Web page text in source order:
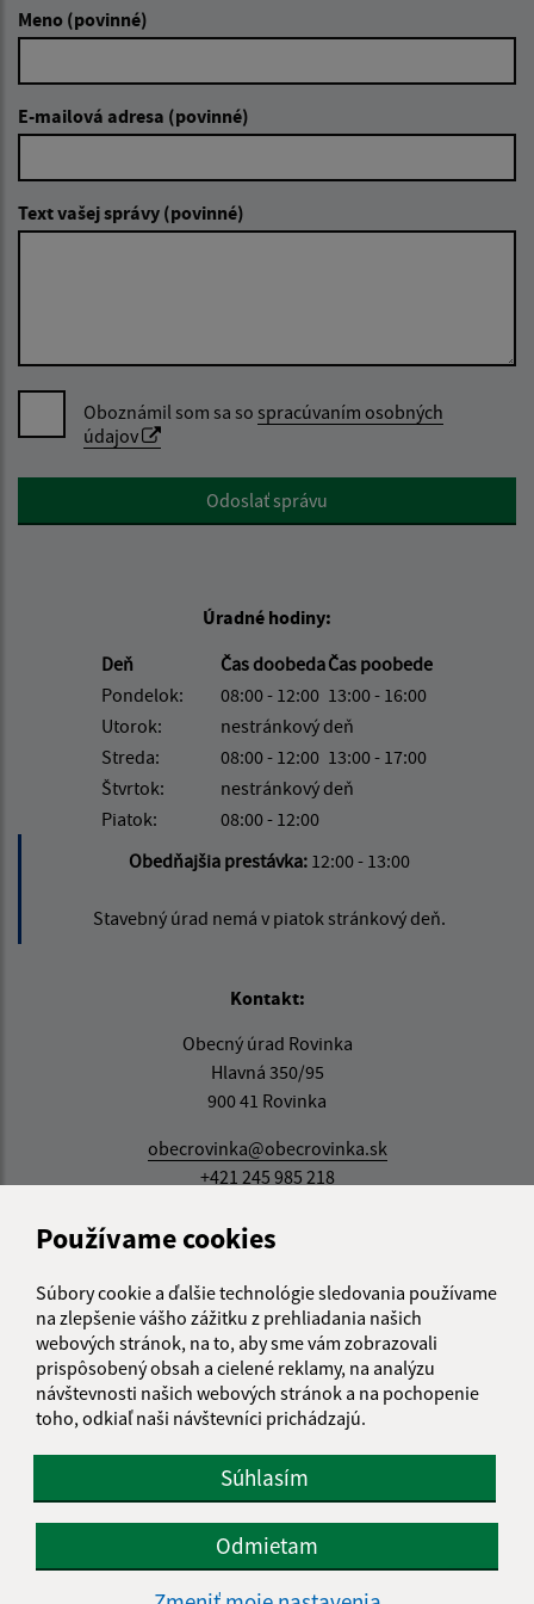
Používame cookies
Súbory cookie a ďalšie technológie sledovania používame
na zlepšenie vášho zážitku z prehliadania našich
webových stránok, na to, aby sme vám zobrazovali
prispôsobený obsah a cielené reklamy, na analýzu
návštevnosti našich webových stránok a na pochopenie
toho, odkiaľ naši návštevníci prichádzajú.
Súhlasím
Odmietam
Meno (povinné)
E-mailová adresa (povinné)
Text vašej správy (povinné)
Oboznámil som sa so spracúvaním osobných
údajov
Google reCaptcha ResponseOdoslať správu
Úradné hodiny:
Deň
Čas doobedaČas poobede
Pondelok:
08:00 - 12:00 13:00 - 16:00
Utorok:
nestránkový deň
Streda:
08:00 - 12:00 13:00 - 17:00
Štvrtok:
nestránkový deň
Piatok:
08:00 - 12:00
Obedňajšia prestávka: 12:00 - 13:00
Stavebný úrad nemá v piatok stránkový deň.
Kontakt:
Obecný úrad Rovinka
Hlavná 350/95
900 41 Rovinka
obecrovinka@obecrovinka.sk
+421 245 985 218
IČO: 00305057